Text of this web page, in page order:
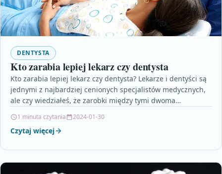
DENTYSTA
Kto zarabia lepiej lekarz czy dentysta
Kto zarabia lepiej lekarz czy dentysta? Lekarze i dentyści są
jednymi z najbardziej cenionych specjalistów medycznych,
ale czy wiedziałeś, że zarobki między tymi dwoma…
1 minuta czytania 2024-01-30
Czytaj więcej